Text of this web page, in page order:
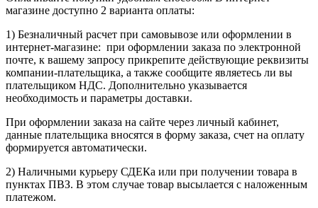
магазине доступно 2 варианта оплаты:
1) Безналичный расчет при самовывозе или оформлении в
интернет-магазине: при оформлении заказа по электронной
почте, к вашему запросу прикрепите действующие реквизиты
компании-плательщика, а также сообщите являетесь ли вы
плательщиком НДС. Дополнительно указывается
необходимость и параметры доставки.
При оформлении заказа на сайте через личный кабинет,
данные плательщика вносятся в форму заказа, счет на оплату
формируется автоматически.
2) Наличными курьеру СДЕКа или при получении товара в
пунктах ПВЗ. В этом случае товар высылается с наложенным
платежом.